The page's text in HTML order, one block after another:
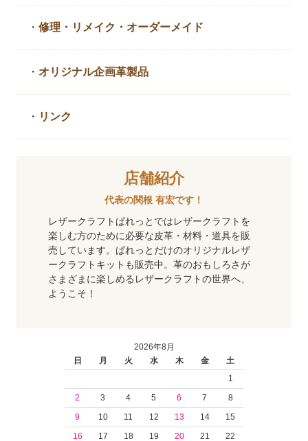
・修理・リメイク・ オーダーメイド
・ オリジナル企画革製品
・ リンク
店舗紹介
代表の関根 有宏です！
レザークラフトぱれっとではレザークラフトを
楽しむ方のために必要な皮革・材料・道具を販
売しています。ぱれっとだけのオリジナルレザ
ークラフトキットも販売中。革のおもしろさが
さまざまに楽しめるレザークラフトの世界へ、
ようこそ！
2026年8月
日
月 火 水 木 金
土
1
2
3 4 5 6 7
8
9
10 11 12 13 14
15
16
17 18 19 20 21
22